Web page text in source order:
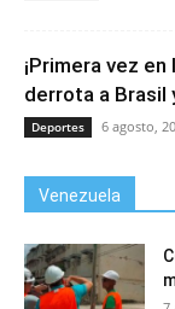
¡Primera vez
derrota a Brasil
Deportes 6 agosto,
Venezuela